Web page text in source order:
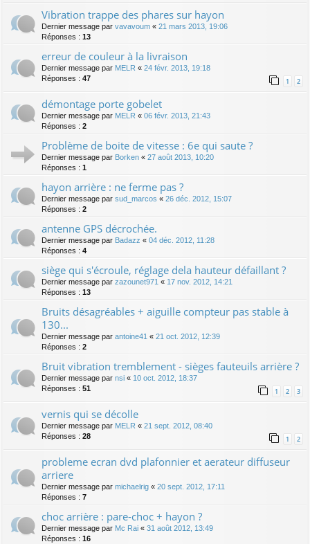
Vibration trappe des phares sur hayon
Dernier message par vavavoum « 21 mars 2013, 19:06
Réponses : 13
erreur de couleur à la livraison
Dernier message par MELR « 24 févr. 2013, 19:18
Réponses : 47 1 2
démontage porte gobelet
Dernier message par MELR « 06 févr. 2013, 21:43
Réponses : 2
Problème de boite de vitesse : 6e qui saute ?
Dernier message par Borken « 27 août 2013, 10:20
Réponses : 1
hayon arrière : ne ferme pas ?
Dernier message par sud_marcos « 26 déc. 2012, 15:07
Réponses : 2
antenne GPS décrochée.
Dernier message par Badazz « 04 déc. 2012, 11:28
Réponses : 4
siège qui s'écroule, réglage dela hauteur défaillant ?
Dernier message par zazounet971 « 17 nov. 2012, 14:21
Réponses : 13
Bruits désagréables + aiguille compteur pas stable à
130...
Dernier message par antoine41 « 21 oct. 2012, 12:39
Réponses : 2
Bruit vibration tremblement - sièges fauteuils arrière ?
Dernier message par nsi « 10 oct. 2012, 18:37
Réponses : 51 1 2 3
vernis qui se décolle
Dernier message par MELR « 21 sept. 2012, 08:40
Réponses : 28 1 2
probleme ecran dvd plafonnier et aerateur diffuseur
arriere
Dernier message par michaelrig « 20 sept. 2012, 17:11
Réponses : 7
choc arrière : pare-choc + hayon ?
Dernier message par Mc Rai « 31 août 2012, 13:49
Réponses : 16